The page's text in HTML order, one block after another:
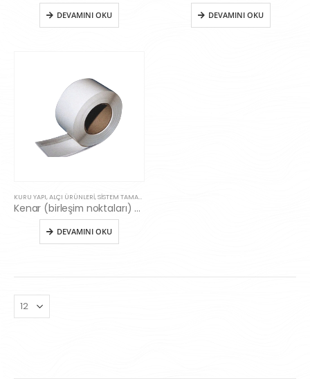
DEVAMINI OKU DEVAMINI OKU
KURU YAPI, ALÇI ÜRÜNLERI, SISTEM TAMAMLAYICILARI
Kenar (birleşim noktaları) ayırıcı bant (65mm)
DEVAMINI OKU